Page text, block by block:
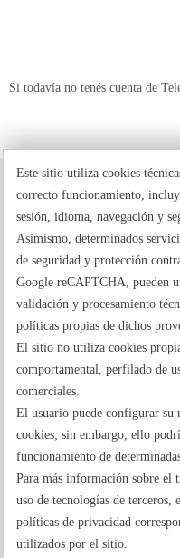
Si todavía no tenés cuenta de
La tranquilidad de
Reglamentación Gestión de
Organismos Oficiales
Este sitio utiliza cookies
correcto funcionamiento,
sesión, idioma, navegación y
Asimismo, determinados
de seguridad y protección
Google reCAPTCHA, pueden
validación y procesamiento
políticas propias de dichos
El sitio no utiliza cookies
comportamental, perfilado de
comerciales.
El usuario puede configurar su
cookies; sin embargo, ello
funcionamiento de
Para más información sobre el
uso de tecnologías de terceros,
políticas de privacidad
utilizados por el sitio.